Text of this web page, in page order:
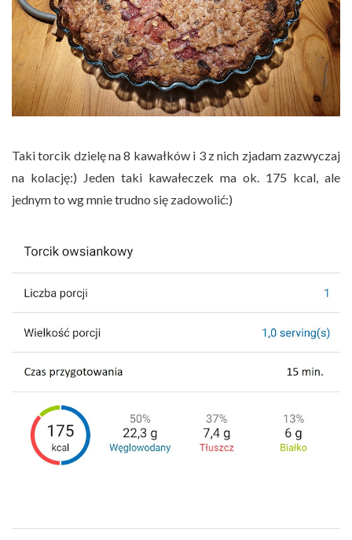
Taki torcik dzielę na 8 kawałków i 3 z nich zjadam zazwyczaj
na kolację:) Jeden taki kawałeczek ma ok. 175 kcal, ale
jednym to wg mnie trudno się zadowolić:)